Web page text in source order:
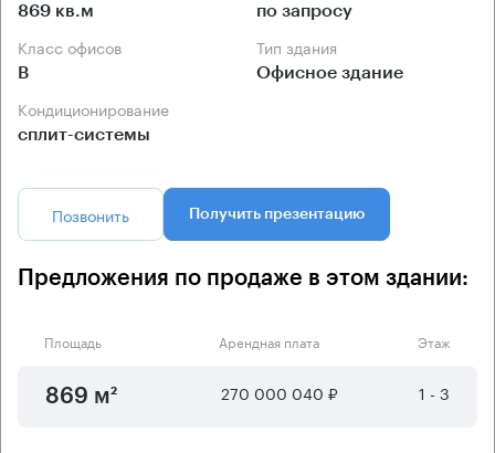
869 кв.м по запросу
Класс офисов
B
Тип здания
Офисное здание
Кондиционирование
сплит-системы
Позвонить Получить презентацию
Предложения по продаже в этом здании:
Площадь Арендная плата Этаж
869 м² 270 000 040 ₽ 1 - 3